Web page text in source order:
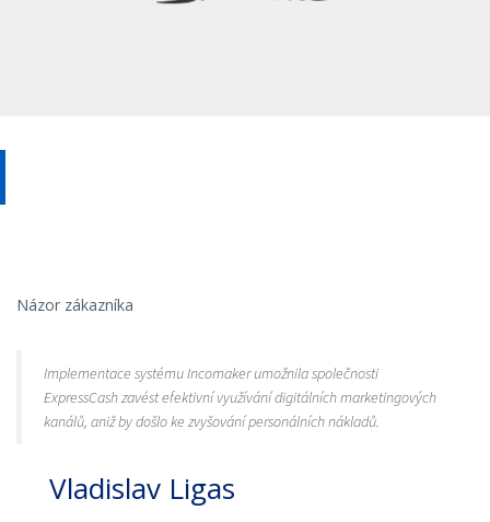
Názor zákazníka
Implementace systému Incomaker umožnila společnosti
ExpressCash zavést efektivní využívání digitálních marketingových
kanálů, aniž by došlo ke zvyšování personálních nákladů.
Vladislav Ligas